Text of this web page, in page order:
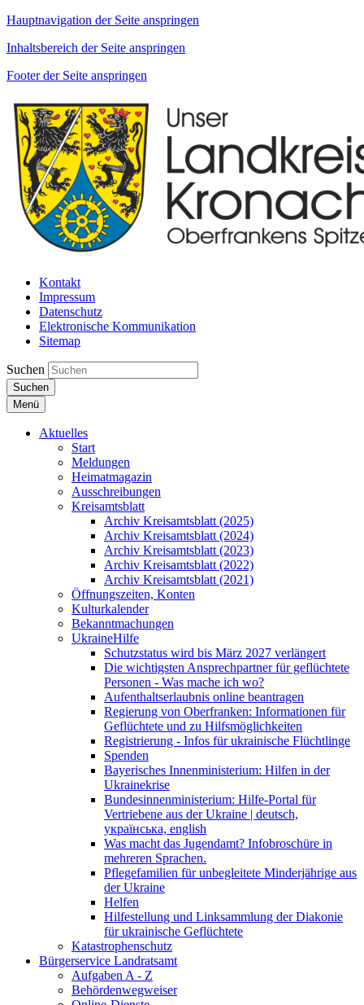
Hauptnavigation der Seite anspringen
Inhaltsbereich der Seite anspringen
Footer der Seite anspringen
Kontakt
Impressum
Datenschutz
Elektronische Kommunikation
Sitemap
Suchen
Suchen
Menü
Aktuelles
Start
Meldungen
Heimatmagazin
Ausschreibungen
Kreisamtsblatt
Archiv Kreisamtsblatt (2025)
Archiv Kreisamtsblatt (2024)
Archiv Kreisamtsblatt (2023)
Archiv Kreisamtsblatt (2022)
Archiv Kreisamtsblatt (2021)
Öffnungszeiten, Konten
Kulturkalender
Bekanntmachungen
UkraineHilfe
Schutzstatus wird bis März 2027 verlängert
Die wichtigsten Ansprechpartner für geflüchtete
Personen - Was mache ich wo?
Aufenthaltserlaubnis online beantragen
Regierung von Oberfranken: Informationen für
Geflüchtete und zu Hilfsmöglichkeiten
Registrierung - Infos für ukrainische Flüchtlinge
Spenden
Bayerisches Innenministerium: Hilfen in der
Ukrainekrise
Bundesinnenministerium: Hilfe-Portal für
Vertriebene aus der Ukraine | deutsch,
українська, english
Was macht das Jugendamt? Infobroschüre in
mehreren Sprachen.
Pflegefamilien für unbegleitete Minderjährige aus
der Ukraine
Helfen
Hilfestellung und Linksammlung der Diakonie
für ukrainische Geflüchtete
Katastrophenschutz
Bürgerservice Landratsamt
Aufgaben A - Z
Behördenwegweiser